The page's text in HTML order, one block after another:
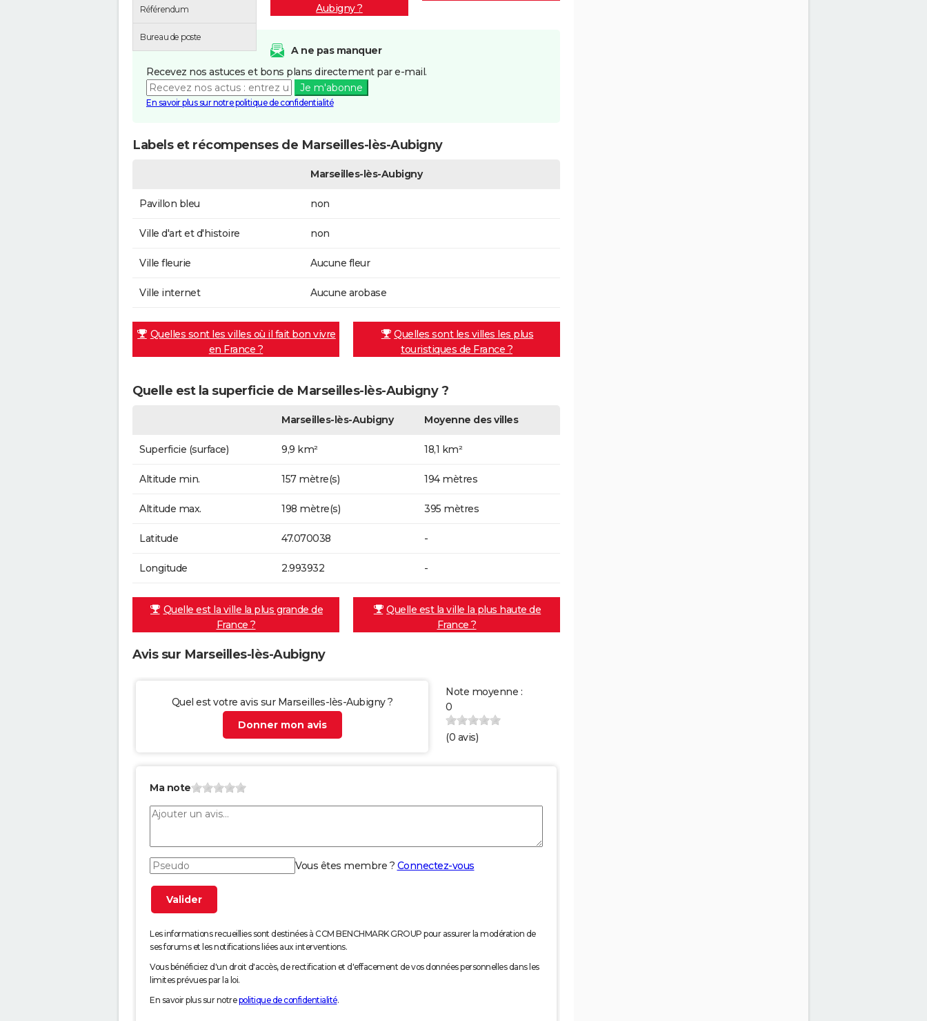
Référendum
Bureau de poste
Aubigny ?
A ne pas manquer
Recevez nos astuces et bons plans directement par e-mail.
Je m'abonne
En savoir plus sur notre politique de confidentialité
Labels et récompenses de Marseilles-lès-Aubigny
Marseilles-lès-Aubigny
Pavillon bleu non
Ville d'art et d'histoire non
Ville fleurie Aucune fleur
Ville internet Aucune arobase
Quelles sont les villes où il fait bon vivre
en France ?
Quelles sont les villes les plus
touristiques de France ?
Quelle est la superficie de Marseilles-lès-Aubigny ?
Marseilles-lès-Aubigny Moyenne des villes
Superficie (surface) 9,9 km² 18,1 km²
Altitude min. 157 mètre(s) 194 mètres
Altitude max. 198 mètre(s) 395 mètres
Latitude 47.070038 -
Longitude 2.993932 -
Quelle est la ville la plus grande de
France ?
Quelle est la ville la plus haute de
France ?
Avis sur Marseilles-lès-Aubigny
Quel est votre avis sur Marseilles-lès-Aubigny ?
Donner mon avis
Note moyenne :
0
(0 avis)
Ma note
Vous êtes membre ? Connectez-vous
Les informations recueillies sont destinées à CCM BENCHMARK GROUP pour assurer la modération de
ses forums et les notifications liées aux interventions.
Vous bénéficiez d'un droit d'accès, de rectification et d'effacement de vos données personnelles dans les
limites prévues par la loi.
En savoir plus sur notrepolitique de confidentialité.